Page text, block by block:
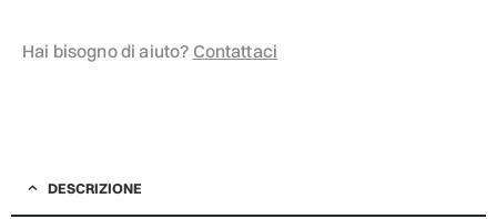
Hai bisogno di aiuto? Contattaci
DESCRIZIONE